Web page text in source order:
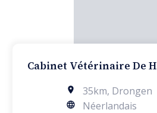
Cabinet Vétérinaire De
35km, Drongen
Néerlandais